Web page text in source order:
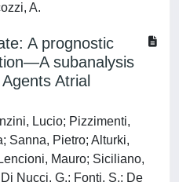
A.
A prognostic
subanalysis
Atrial
Lucio; Pizzimenti,
Sanna, Pietro; Alturki,
Mauro; Siciliano,
Nucci, G.; Fonti, S.; De